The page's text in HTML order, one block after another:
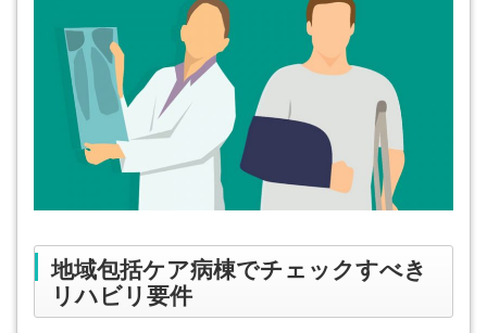
地域包括ケア病棟でチェックすべき
リハビリ要件